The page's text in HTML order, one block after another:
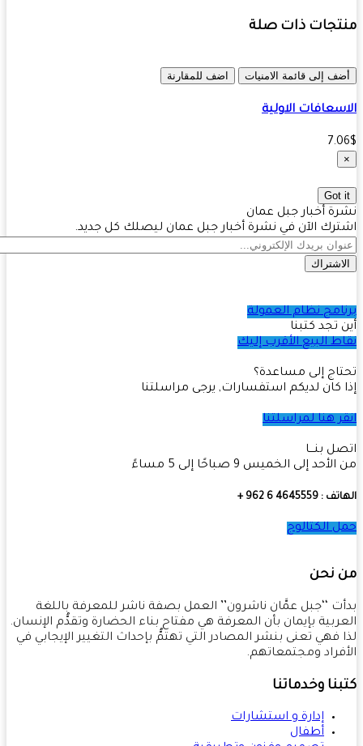
ذات صلة
إلى قائمة الامنيات اضف للمقارنة
الاولية
أخبار جبل عمان
الآن في نشرة أخبار جبل عمان ليصلك كل جديد.
نظام العمولة
تجد كتبنا
البيع الأقرب إليك
إلى مساعدة؟
كان لديكم استفسارات, يرجى مراسلتنا
هنا لمراسلتنا
بنـــا
إلى الخميس 9 صباحًا إلى 5 مساءً
6 962 +
الكتالوج
نحن
‘‘جبل عمَّان ناشرون’’ العمل بصفة ناشر للمعرفة باللغة
بإيمان بأن المعرفة هي مفتاح بناء الحضارة وتقدُّم الإنسان.
فهي تعنى بنشر المصادر التي تهتمُّ بإحداث التغيير الإيجابي في
ومجتمعاتهم.
وخدماتنا
إدارة و استشارات
أطفال